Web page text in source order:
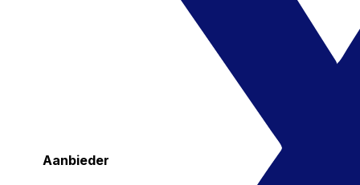
Aanbieder